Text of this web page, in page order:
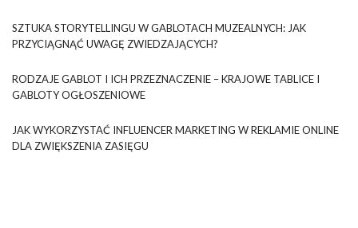
SZTUKA STORYTELLINGU W GABLOTACH MUZEALNYCH: JAK
PRZYCIĄGNĄĆ UWAGĘ ZWIEDZAJĄCYCH?
RODZAJE GABLOT I ICH PRZEZNACZENIE – KRAJOWE TABLICE I
GABLOTY OGŁOSZENIOWE
JAK WYKORZYSTAĆ INFLUENCER MARKETING W REKLAMIE ONLINE
DLA ZWIĘKSZENIA ZASIĘGU